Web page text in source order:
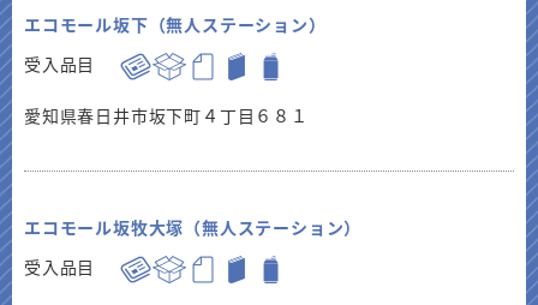
エコモール坂下（無人ステーション）
受入品目
愛知県春日井市坂下町４丁目６８１
エコモール坂牧大塚（無人ステーション）
受入品目